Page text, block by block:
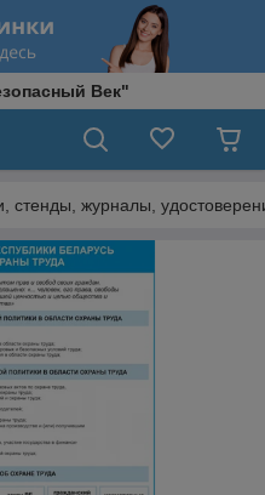
Век"
стенды, журналы,